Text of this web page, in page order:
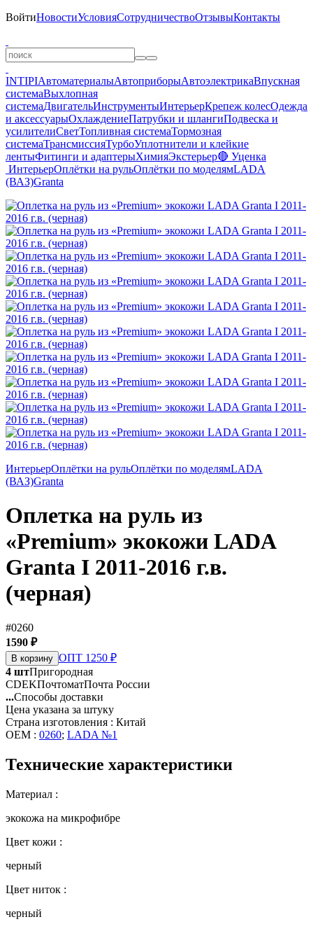
ВойтиНовостиУсловияСотрудничествоОтзывыКонтакты
INTIPIАвтоматериалыАвтоприборыАвтоэлектрикаВпускная
системаВыхлопная
системаДвигательИнструментыИнтерьерКрепеж колесОдежда
и аксессуарыОхлаждениеПатрубки и шлангиПодвеска и
усилителиСветТопливная системаТормозная
системаТрансмиссияТурбоУплотнители и клейкие
лентыФитинги и адаптерыХимияЭкстерьер🔴 Уценка
ИнтерьерОплётки на рульОплётки по моделямLADA
(ВАЗ)Granta
ИнтерьерОплётки на рульОплётки по моделямLADA
(ВАЗ)Granta
Оплетка на руль из
«Premium» экокожи LADA
Granta I 2011-2016 г.в.
(черная)
#0260
1590 ₽
В корзину ОПТ 1250 ₽
4 штПригородная
CDEKПочтоматПочта России
...Способы доставки
Цена указана за штуку
Страна изготовления : Китай
OEM : 0260; LADA №1
Технические характеристики
Материал :
экокожа на микрофибре
Цвет кожи :
черный
Цвет ниток :
черный